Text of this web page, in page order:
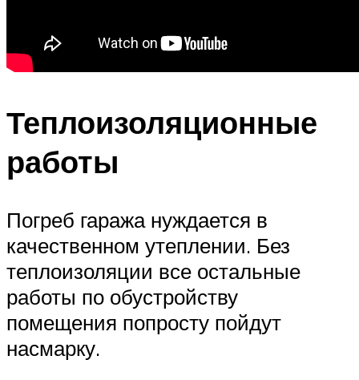
Теплоизоляционные
работы
Погреб гаража нуждается в
качественном утеплении. Без
теплоизоляции все остальные
работы по обустройству
помещения попросту пойдут
насмарку.